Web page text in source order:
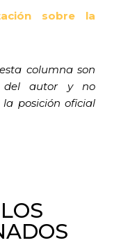
sobre la
columna son
del autor y no
posición oficial